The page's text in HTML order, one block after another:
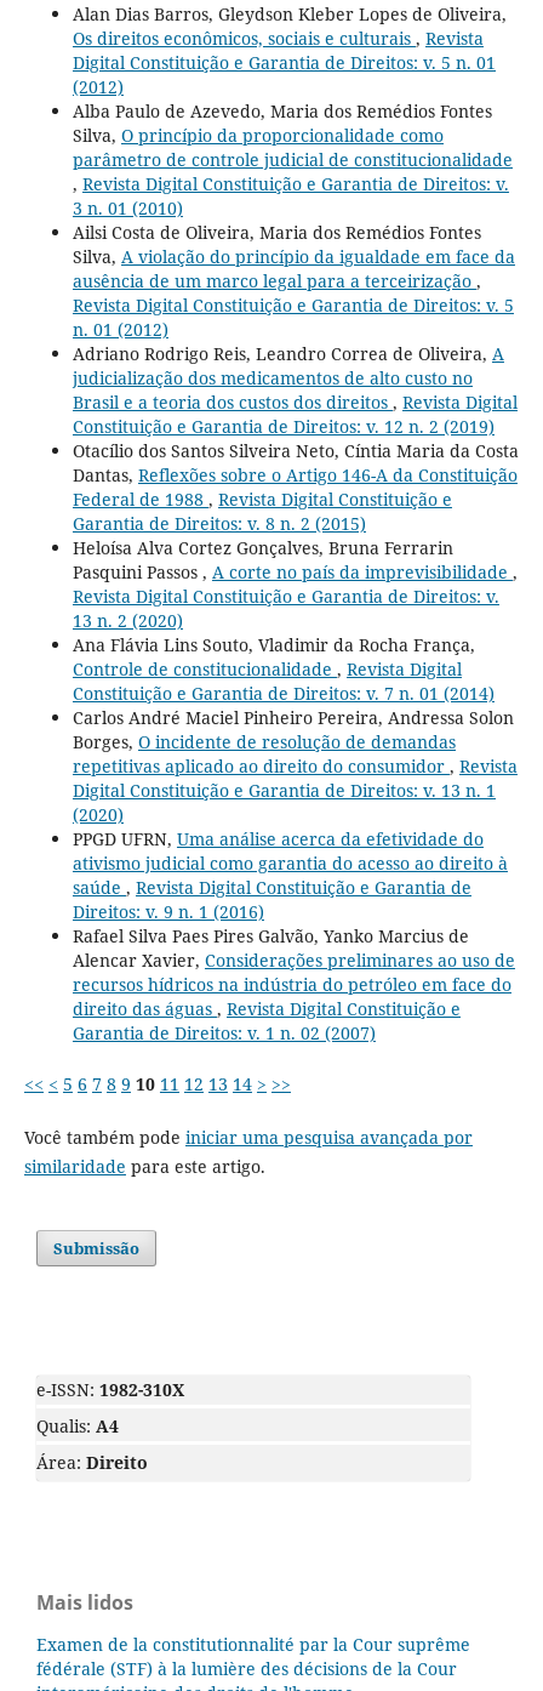
Alan Dias Barros, Gleydson Kleber Lopes de Oliveira,
Os direitos econômicos, sociais e culturais , Revista
Digital Constituição e Garantia de Direitos: v. 5 n. 01
(2012)
Alba Paulo de Azevedo, Maria dos Remédios Fontes
Silva, O princípio da proporcionalidade como
parâmetro de controle judicial de constitucionalidade
, Revista Digital Constituição e Garantia de Direitos: v.
3 n. 01 (2010)
Ailsi Costa de Oliveira, Maria dos Remédios Fontes
Silva, A violação do princípio da igualdade em face da
ausência de um marco legal para a terceirização ,
Revista Digital Constituição e Garantia de Direitos: v. 5
n. 01 (2012)
Adriano Rodrigo Reis, Leandro Correa de Oliveira, A
judicialização dos medicamentos de alto custo no
Brasil e a teoria dos custos dos direitos , Revista Digital
Constituição e Garantia de Direitos: v. 12 n. 2 (2019)
Otacílio dos Santos Silveira Neto, Cíntia Maria da Costa
Dantas, Reflexões sobre o Artigo 146-A da Constituição
Federal de 1988 , Revista Digital Constituição e
Garantia de Direitos: v. 8 n. 2 (2015)
Heloísa Alva Cortez Gonçalves, Bruna Ferrarin
Pasquini Passos , A corte no país da imprevisibilidade ,
Revista Digital Constituição e Garantia de Direitos: v.
13 n. 2 (2020)
Ana Flávia Lins Souto, Vladimir da Rocha França,
Controle de constitucionalidade , Revista Digital
Constituição e Garantia de Direitos: v. 7 n. 01 (2014)
Carlos André Maciel Pinheiro Pereira, Andressa Solon
Borges, O incidente de resolução de demandas
repetitivas aplicado ao direito do consumidor , Revista
Digital Constituição e Garantia de Direitos: v. 13 n. 1
(2020)
PPGD UFRN, Uma análise acerca da efetividade do
ativismo judicial como garantia do acesso ao direito à
saúde , Revista Digital Constituição e Garantia de
Direitos: v. 9 n. 1 (2016)
Rafael Silva Paes Pires Galvão, Yanko Marcius de
Alencar Xavier, Considerações preliminares ao uso de
recursos hídricos na indústria do petróleo em face do
direito das águas , Revista Digital Constituição e
Garantia de Direitos: v. 1 n. 02 (2007)
<< < 5 6 7 8 9 10 11 12 13 14 > >>
Você também pode iniciar uma pesquisa avançada por
similaridade para este artigo.
Submissão
e-ISSN: 1982-310X
Qualis: A4
Área: Direito
Mais lidos
Examen de la constitutionnalité par la Cour suprême
fédérale (STF) à la lumière des décisions de la Cour